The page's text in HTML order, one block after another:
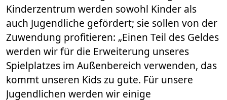
Kinderzentrum werden sowohl Kinder als
auch Jugendliche gefördert; sie sollen von der
Zuwendung profitieren: „Einen Teil des Geldes
werden wir für die Erweiterung unseres
Spielplatzes im Außenbereich verwenden, das
kommt unseren Kids zu gute. Für unsere
Jugendlichen werden wir einige